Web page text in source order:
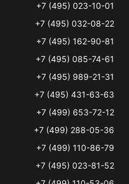
+7 (495) 023-10-01
+7 (495) 032-08-22
+7 (495) 162-90-81
+7 (495) 085-74-61
+7 (495) 989-21-31
+7 (495) 431-63-63
+7 (499) 653-72-12
+7 (499) 288-05-36
+7 (499) 110-86-79
+7 (495) 023-81-52